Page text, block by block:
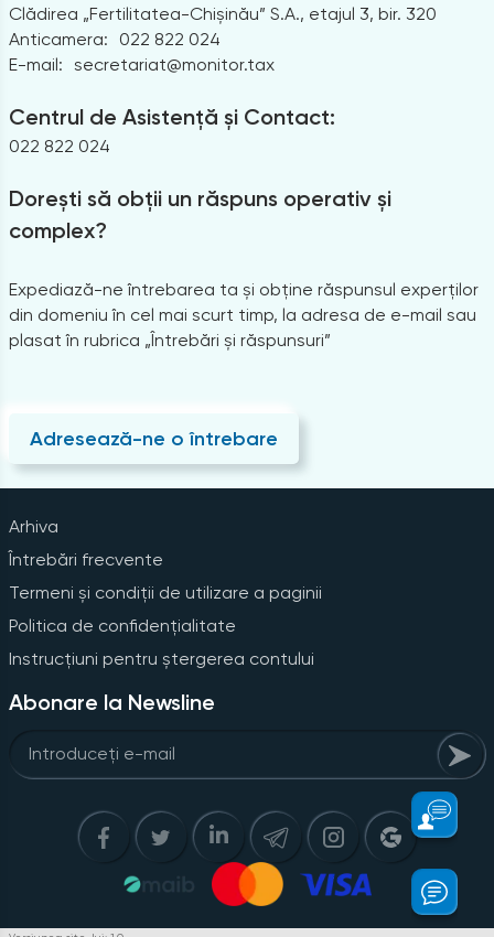
Clădirea „Fertilitatea-Chișinău” S.A., etajul 3, bir. 320
Anticamera:
022 822 024
E-mail: secretariat@monitor.tax
Centrul de Asistență și Contact:
022 822 024
Dorești să obții un răspuns operativ și
complex?
Expediază-ne întrebarea ta și obține răspunsul experților
din domeniu în cel mai scurt timp, la adresa de e-mail sau
plasat în rubrica „Întrebări și răspunsuri”
Adresează-ne o întrebare
Arhiva
Întrebări frecvente
Termeni și condiții de utilizare a paginii
Politica de confidențialitate
Instrucțiuni pentru ștergerea contului
Abonare la Newsline